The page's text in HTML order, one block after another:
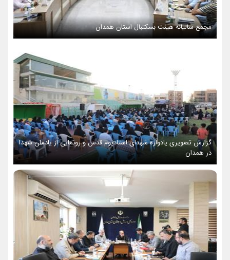
مجمع سالیانه هیئت بسکتبال استان همدان
گزارش تصویری یادواره شهدای استادیوم قدس و رونمایی از یادمان شهدا
در همدان